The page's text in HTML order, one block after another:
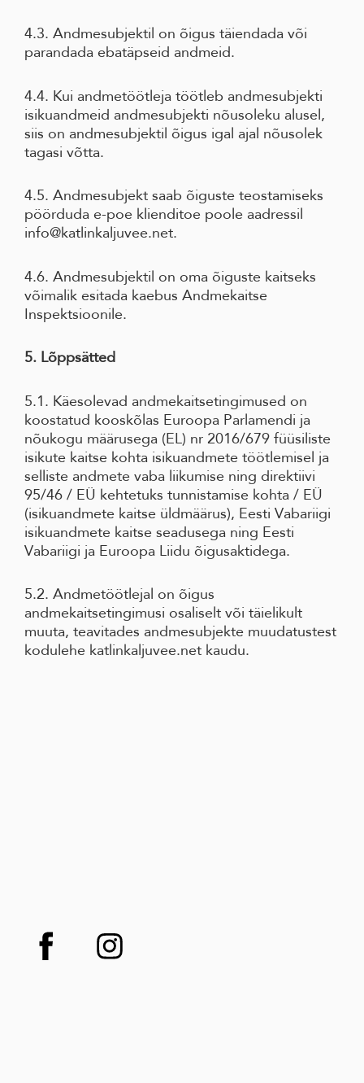
4.3. Andmesubjektil on õigus täiendada või
parandada ebatäpseid andmeid.
4.4. Kui andmetöötleja töötleb andmesubjekti
isikuandmeid andmesubjekti nõusoleku alusel,
siis on andmesubjektil õigus igal ajal nõusolek
tagasi võtta.
4.5. Andmesubjekt saab õiguste teostamiseks
pöörduda e-poe klienditoe poole aadressil
info@katlinkaljuvee.net.
4.6. Andmesubjektil on oma õiguste kaitseks
võimalik esitada kaebus Andmekaitse
Inspektsioonile.
5. Lõppsätted
5.1. Käesolevad andmekaitsetingimused on
koostatud kooskõlas Euroopa Parlamendi ja
nõukogu määrusega (EL) nr 2016/679 füüsiliste
isikute kaitse kohta isikuandmete töötlemisel ja
selliste andmete vaba liikumise ning direktiivi
95/46 / EÜ kehtetuks tunnistamise kohta / EÜ
(isikuandmete kaitse üldmäärus), Eesti Vabariigi
isikuandmete kaitse seadusega ning Eesti
Vabariigi ja Euroopa Liidu õigusaktidega.
5.2. Andmetöötlejal on õigus
andmekaitsetingimusi osaliselt või täielikult
muuta, teavitades andmesubjekte muudatustest
kodulehe katlinkaljuvee.net kaudu.